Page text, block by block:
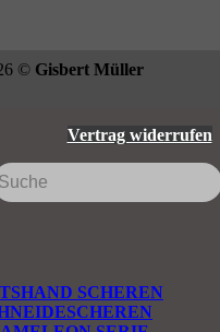
© Gisbert Müller
Vertrag widerrufen
SCHEREN